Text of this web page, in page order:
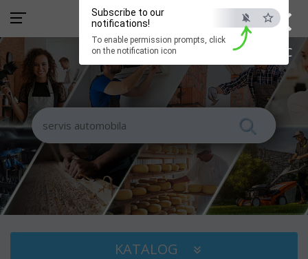
×
ESC
Subscribe to our
notifications!
To enable permission prompts, click
on the notification icon
KATALOG